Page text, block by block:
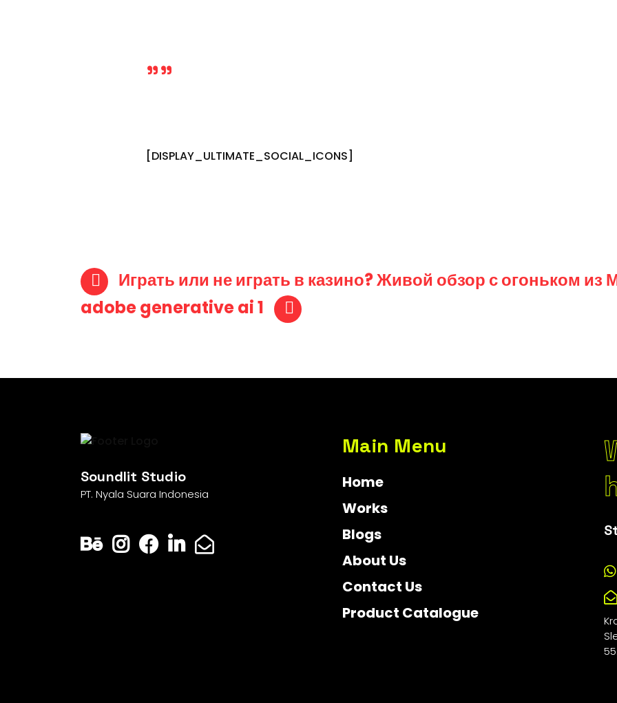
""
[DISPLAY_ULTIMATE_SOCIAL_ICONS]
Post navigation
Играть или не играть в казино? Живой обзор с огоньком из
adobe generative ai 1
Soundlit Studio
PT. Nyala Suara Indonesia
Main Menu
Home
Works
Blogs
About Us
Contact Us
Product Catalogue